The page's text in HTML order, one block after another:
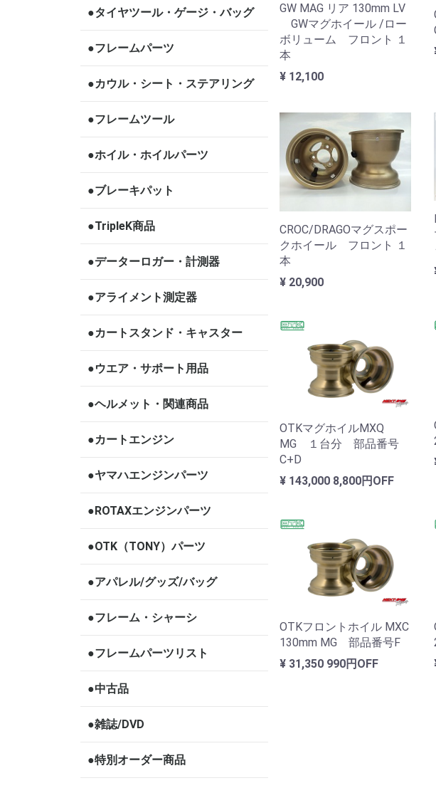
●タイヤツール・ゲージ・バッグ
●フレームパーツ
●カウル・シート・ステアリング
●フレームツール
●ホイル・ホイルパーツ
●ブレーキパット
●TripleK商品
●データーロガー・計測器
●アライメント測定器
●カートスタンド・キャスター
●ウエア・サポート用品
●ヘルメット・関連商品
●カートエンジン
●ヤマハエンジンパーツ
●ROTAXエンジンパーツ
●OTK（TONY）パーツ
●アパレル/グッズ/バッグ
●フレーム・シャーシ
●フレームパーツリスト
●中古品
●雑誌/DVD
●特別オーダー商品
GW MAG リア 130mm LV
GWマグホイール /ロー
ボリューム フロント １
本
¥ 12,100
CROC/DRAGOマグスポー
クホイール フロント １
本
¥ 20,900
OTKマグホイルMXQ
MG １台分 部品番号
C+D
¥ 143,000 8,800円OFF
OTKフロントホイル MXC
130mm MG 部品番号F
¥ 31,350 990円OFF